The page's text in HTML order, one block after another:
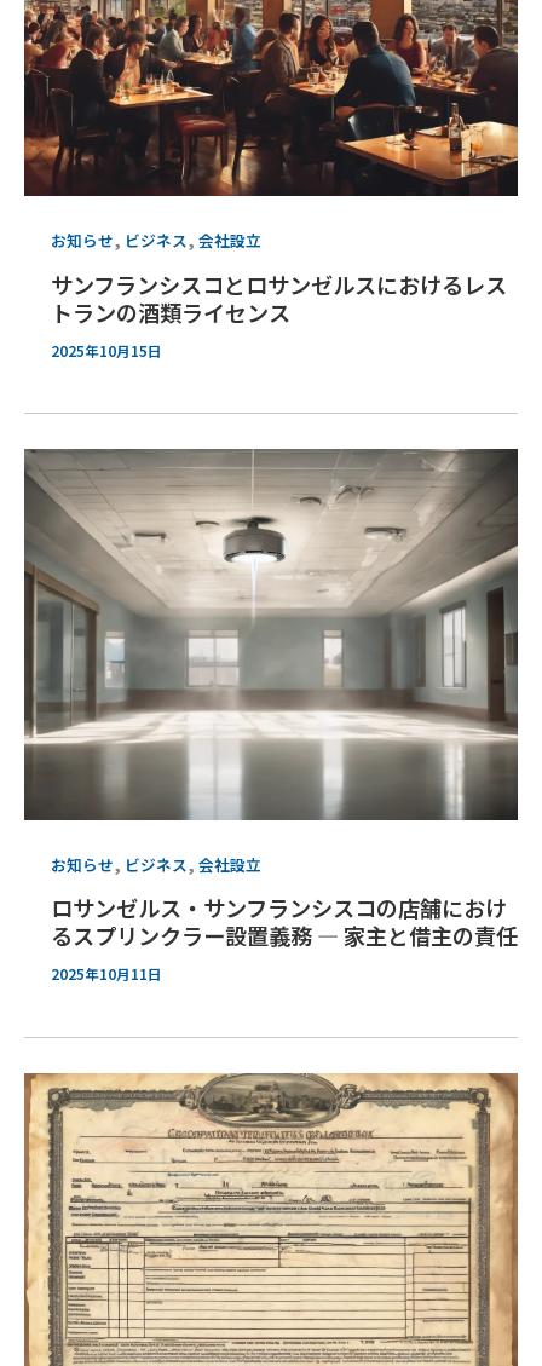
お知らせ, ビジネス, 会社設立
サンフランシスコとロサンゼルスにおけるレス
トランの酒類ライセンス
2025年10月15日
お知らせ, ビジネス, 会社設立
ロサンゼルス・サンフランシスコの店舗におけ
るスプリンクラー設置義務 ― 家主と借主の責任
2025年10月11日